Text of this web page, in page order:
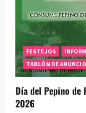
d
a
s
FESTEJOS
TABLÓN DE
Día del Pepino de
2026